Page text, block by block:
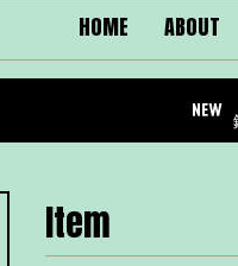
HOME ABOUT
Item